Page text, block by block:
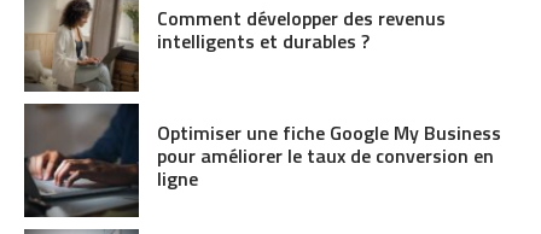
Comment développer des revenus
intelligents et durables ?
Optimiser une fiche Google My Business
pour améliorer le taux de conversion en
ligne